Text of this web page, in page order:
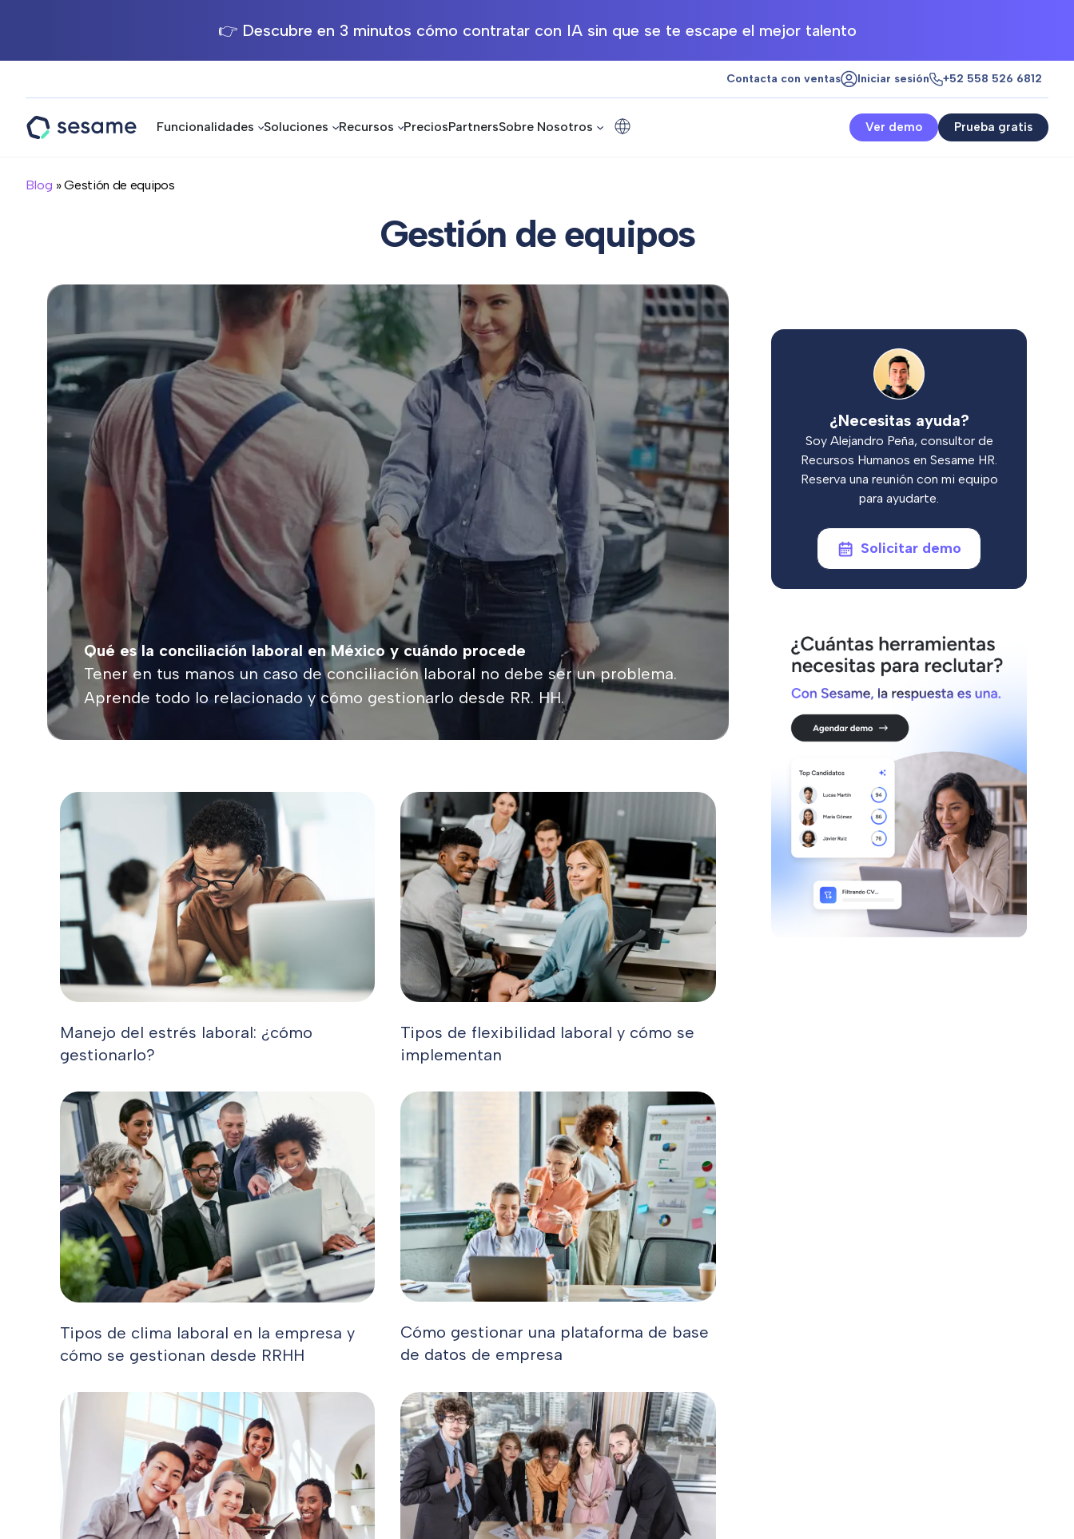
👉 Descubre en 3 minutos cómo contratar con IA sin que se te escape el mejor talento
Contacta con ventas Iniciar sesión +52 558 526 6812
Funcionalidades Soluciones Recursos PreciosPartnersSobre Nosotros Prueba gratis
Ver demo
Blog » Gestión de equipos
Gestión de equipos
Qué es la conciliación laboral en México y cuándo procede
Tener en tus manos un caso de conciliación laboral no debe ser un problema.
Aprende todo lo relacionado y cómo gestionarlo desde RR. HH.
Manejo del estrés laboral: ¿cómo
gestionarlo?
Tipos de flexibilidad laboral y cómo se
implementan
Tipos de clima laboral en la empresa y
cómo se gestionan desde RRHH
Cómo gestionar una plataforma de base
de datos de empresa
¿Necesitas ayuda?
Soy Alejandro Peña, consultor de
Recursos Humanos en Sesame HR.
Reserva una reunión con mi equipo
para ayudarte.
Solicitar demo